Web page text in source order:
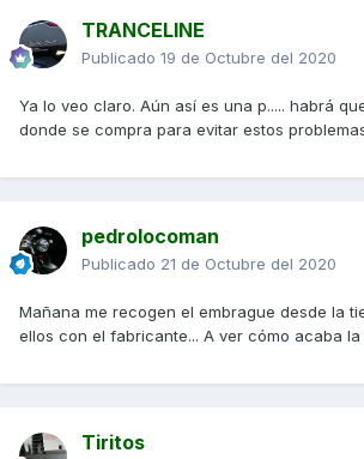
TRANCELINE
Publicado 19 de Octubre del 2020
Ya lo veo claro. Aún así es una p..... habrá
donde se compra para evitar estos
pedrolocoman
Publicado 21 de Octubre del 2020
Mañana me recogen el embrague desde la
ellos con el fabricante... A ver cómo acaba la
Tiritos